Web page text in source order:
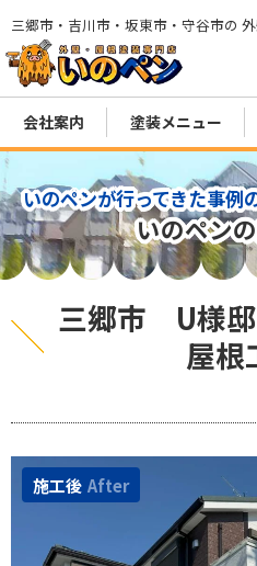
三郷市・吉川市・坂東市・守谷市の
会社案内 塗装メニュー
いのペンが行ってきた事例
いのペン
三郷市 U様
屋根
施工後 After